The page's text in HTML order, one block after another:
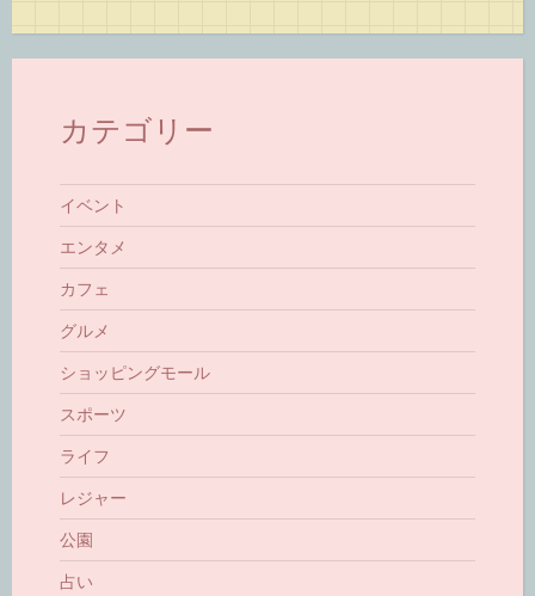
カテゴリー
イベント
エンタメ
カフェ
グルメ
ショッピングモール
スポーツ
ライフ
レジャー
公園
占い